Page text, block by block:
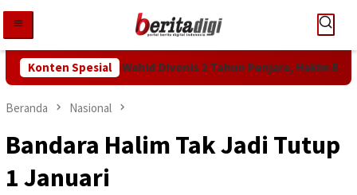
konten
Konten Spesial
KPK! Abdul Wahid Divonis 2 Tahun Penjara, Hakim Bebankan
Beranda Nasional
Bandara Halim Tak Jadi Tutup
1 Januari